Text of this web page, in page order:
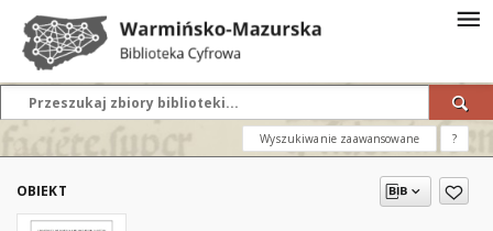
Wyszukiwanie zaawansowane ?
OBIEKT